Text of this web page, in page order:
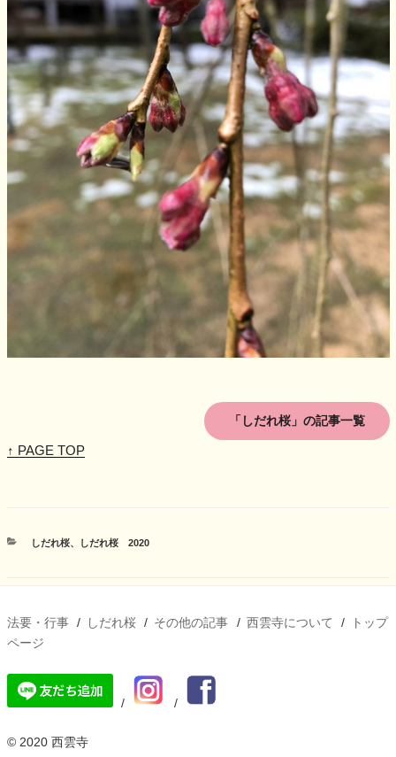
「しだれ桜」の記事一覧
↑ PAGE TOP
カしだれ桜、 しだれ桜 2020
法要・行事 しだれ桜 その他の記事 西雲寺について
トップ
ページ
© 2020 西雲寺